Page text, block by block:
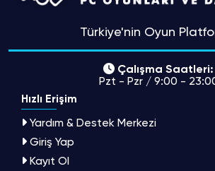
Türkiye'nin Oyun
Çalışma Saatleri:
Pzt - Pzr / 9:00 -
Hızlı Erişim
Yardım & Destek Merkezi
Giriş Yap
Kayıt Ol